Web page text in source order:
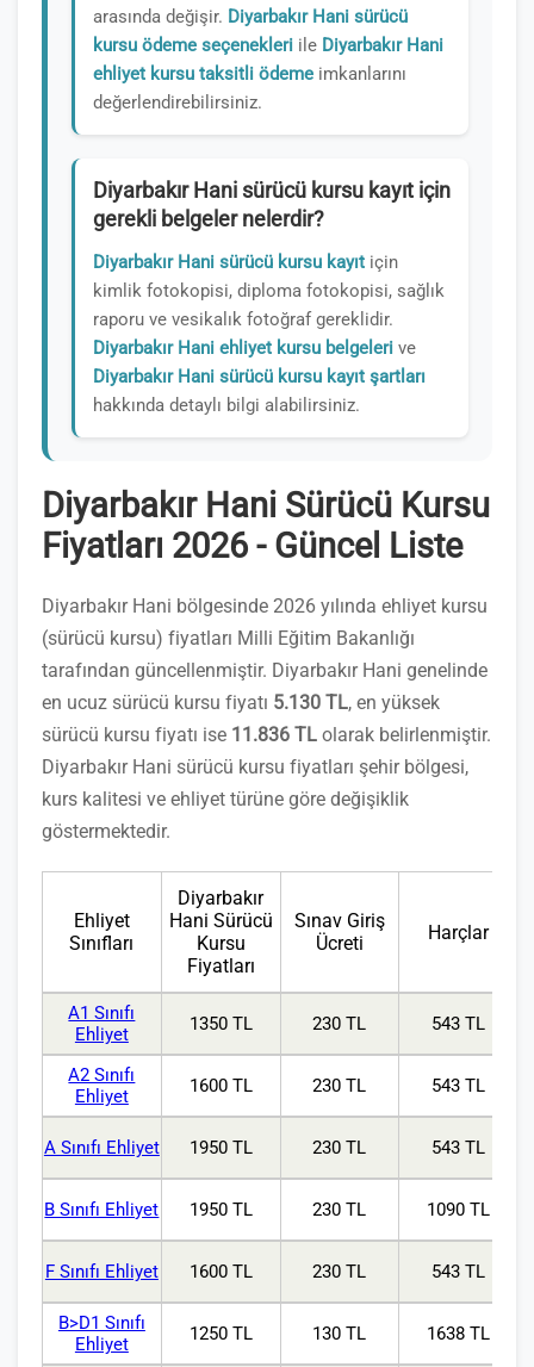
arasında değişir. Diyarbakır Hani sürücü
kursu ödeme seçenekleri ile Diyarbakır Hani
ehliyet kursu taksitli ödeme imkanlarını
değerlendirebilirsiniz.
Diyarbakır Hani sürücü kursu kayıt için
gerekli belgeler nelerdir?
Diyarbakır Hani sürücü kursu kayıt için
kimlik fotokopisi, diploma fotokopisi, sağlık
raporu ve vesikalık fotoğraf gereklidir.
Diyarbakır Hani ehliyet kursu belgeleri ve
Diyarbakır Hani sürücü kursu kayıt şartları
hakkında detaylı bilgi alabilirsiniz.
Diyarbakır Hani Sürücü Kursu
Fiyatları 2026 - Güncel Liste
Diyarbakır Hani bölgesinde 2026 yılında ehliyet kursu
(sürücü kursu) fiyatları Milli Eğitim Bakanlığı
tarafından güncellenmiştir. Diyarbakır Hani genelinde
en ucuz sürücü kursu fiyatı 5.130 TL, en yüksek
sürücü kursu fiyatı ise 11.836 TL olarak belirlenmiştir.
Diyarbakır Hani sürücü kursu fiyatları şehir bölgesi,
kurs kalitesi ve ehliyet türüne göre değişiklik
göstermektedir.
Ehliyet
Sınıfları
Diyarbakır
Hani Sürücü
Kursu
Fiyatları
Sınav Giriş
Ücreti
Harçlar
A1 Sınıfı
Ehliyet
1350 TL 230 TL 543 TL
A2 Sınıfı
Ehliyet
1600 TL 230 TL 543 TL
A Sınıfı Ehliyet 1950 TL 230 TL 543 TL
B Sınıfı Ehliyet 1950 TL 230 TL 1090 TL
F Sınıfı Ehliyet 1600 TL 230 TL 543 TL
B>D1 Sınıfı
Ehliyet
1250 TL 130 TL 1638 TL